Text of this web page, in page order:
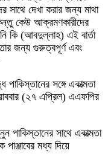
সাথে দেখা করার জন্য মাথা
কেউ আক্রমণকারীদের
কি (আবদুল্লাহ) এই বার্তা
জন্য গুরুত্বপূর্ণ এবং
সঙ্গে একাত্মতা
(২৭ এপ্রিল) এএফপির
পাকিস্তানের সাথে একাত্মতা
পাঞ্জাবের মধ্য দিয়ে